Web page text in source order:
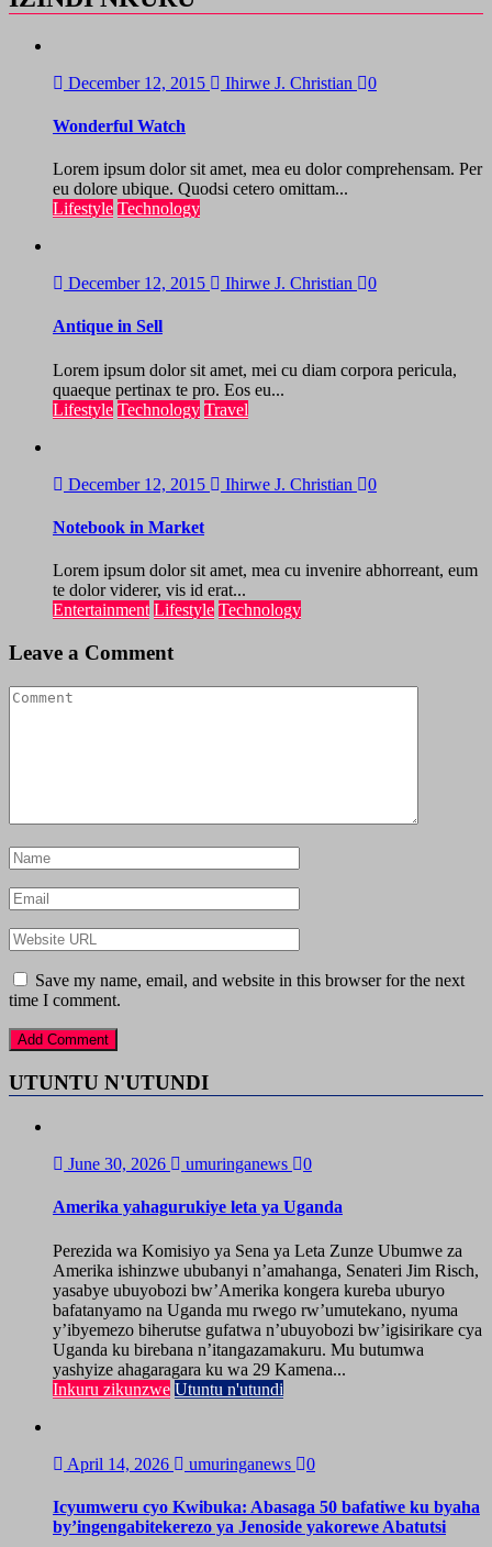
December 12, 2015 Ihirwe J. Christian 0
Wonderful Watch
Lorem ipsum dolor sit amet, mea eu dolor comprehensam. Per
eu dolore ubique. Quodsi cetero omittam...
Lifestyle Technology
December 12, 2015 Ihirwe J. Christian 0
Antique in Sell
Lorem ipsum dolor sit amet, mei cu diam corpora pericula,
quaeque pertinax te pro. Eos eu...
Lifestyle Technology Travel
December 12, 2015 Ihirwe J. Christian 0
Notebook in Market
Lorem ipsum dolor sit amet, mea cu invenire abhorreant, eum
te dolor viderer, vis id erat...
Entertainment Lifestyle Technology
Leave a Comment
Save my name, email, and website in this browser for the next
time I comment.
UTUNTU N'UTUNDI
June 30, 2026 umuringanews 0
Amerika yahagurukiye leta ya Uganda
Perezida wa Komisiyo ya Sena ya Leta Zunze Ubumwe za
Amerika ishinzwe ububanyi n’amahanga, Senateri Jim Risch,
yasabye ubuyobozi bw’Amerika kongera kureba uburyo
bafatanyamo na Uganda mu rwego rw’umutekano, nyuma
y’ibyemezo biherutse gufatwa n’ubuyobozi bw’igisirikare cya
Uganda ku birebana n’itangazamakuru. Mu butumwa
yashyize ahagaragara ku wa 29 Kamena...
Inkuru zikunzwe Utuntu n'utundi
April 14, 2026 umuringanews 0
Icyumweru cyo Kwibuka: Abasaga 50 bafatiwe ku byaha
by’ingengabitekerezo ya Jenoside yakorewe Abatutsi